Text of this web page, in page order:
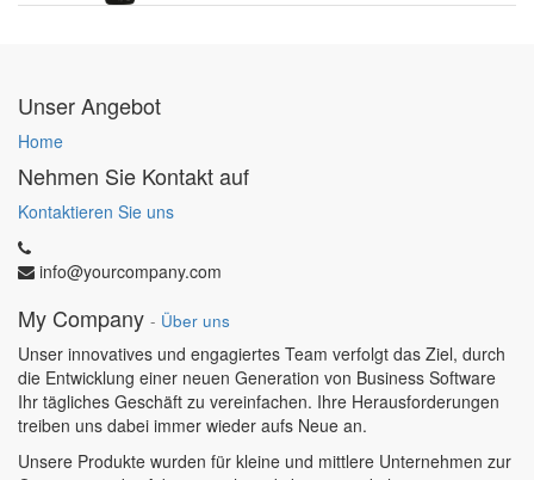
Unser Angebot
Home
Nehmen Sie Kontakt auf
Kontaktieren Sie uns
info@yourcompany.com
My Company - Über uns
Unser innovatives und engagiertes Team verfolgt das Ziel, durch
die Entwicklung einer neuen Generation von Business Software
Ihr tägliches Geschäft zu vereinfachen. Ihre Herausforderungen
treiben uns dabei immer wieder aufs Neue an.
Unsere Produkte wurden für kleine und mittlere Unternehmen zur